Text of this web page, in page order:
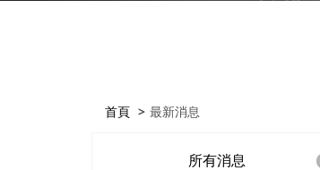
首頁 最新消息
所有消息